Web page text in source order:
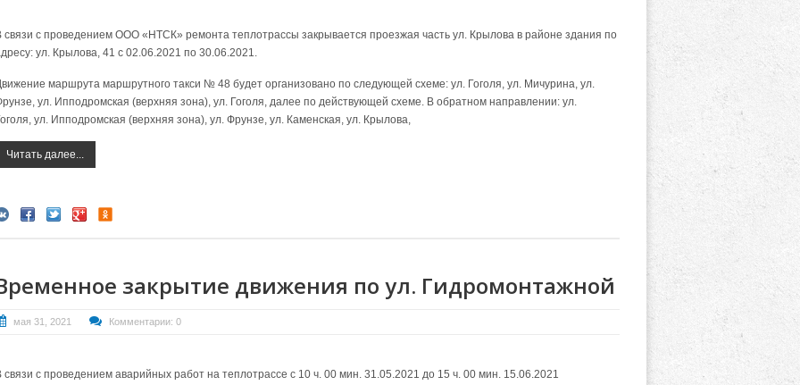
связи с проведением ООО «НТСК» ремонта теплотрассы закрывается проезжая часть ул. Крылова в районе здания по
ул. Крылова, 41 с 02.06.2021 по 30.06.2021.
маршрута маршрутного такси № 48 будет организовано по следующей схеме: ул. Гоголя, ул. Мичурина, ул.
ул. Ипподромская (верхняя зона), ул. Гоголя, далее по действующей схеме. В обратном направлении: ул.
ул. Ипподромская (верхняя зона), ул. Фрунзе, ул. Каменская, ул. Крылова,
Читать далее...
закрытие движения по ул. Гидромонтажной
мая 31, 2021 Комментарии: 0
связи с проведением аварийных работ на теплотрассе с 10 ч. 00 мин. 31.05.2021 до 15 ч. 00 мин. 15.06.2021